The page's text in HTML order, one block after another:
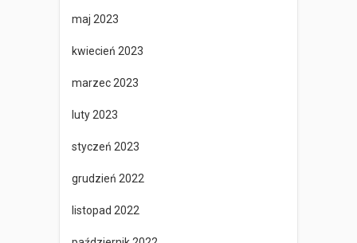
maj 2023
kwiecień 2023
marzec 2023
luty 2023
styczeń 2023
grudzień 2022
listopad 2022